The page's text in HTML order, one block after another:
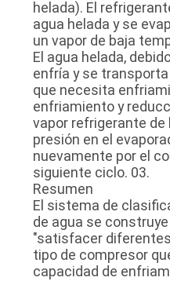
helada). El
agua helada y se
un vapor de baja
El agua helada,
enfría y se
que necesita
enfriamiento y
vapor refrigerante de
presión en el
nuevamente por el
siguiente ciclo. 03.
Resumen
El sistema de
de agua se
"satisfacer
tipo de compresor
capacidad de